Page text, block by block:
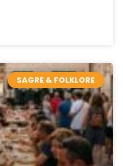
SAGRE & FOLKLORE